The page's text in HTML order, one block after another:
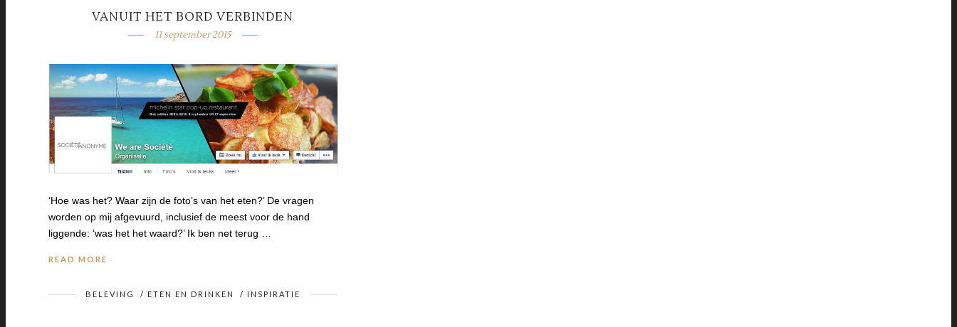
VANUIT HET BORD VERBINDEN
11 september 2015
‘Hoe was het? Waar zijn de foto’s van het eten?’ De vragen
worden op mij afgevuurd, inclusief de meest voor de hand
liggende: ‘was het het waard?’ Ik ben net terug …
READ MORE
BELEVING / ETEN EN DRINKEN / INSPIRATIE